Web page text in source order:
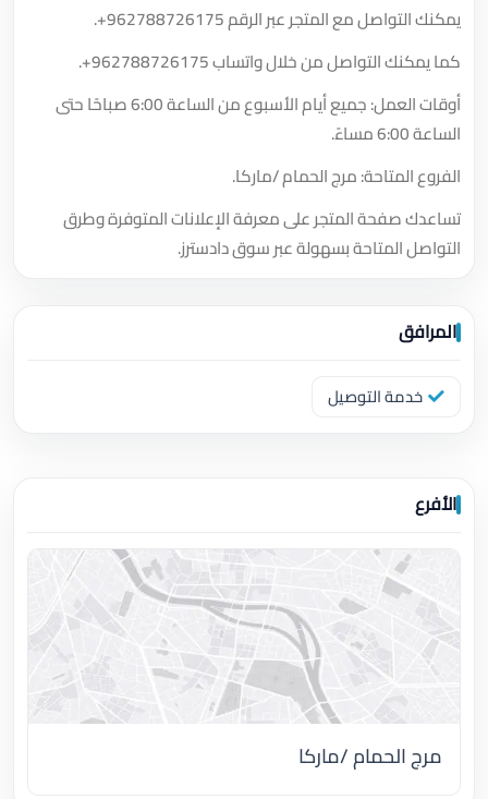
يمكنك التواصل مع المتجر عبر الرقم+962788726175
.
كما يمكنك التواصل من خلال واتساب+962788726175
.
أوقات العمل: جميع أيام الأسبوع من الساعة 6:00 صباحًا حتى
الساعة 6:00 مساءً.
الفروع المتاحة: مرج الحمام /ماركا.
تساعدك صفحة المتجر على معرفة الإعلانات المتوفرة وطرق
التواصل المتاحة بسهولة عبر سوق دادسترز.
المرافق
خدمة التوصيل
الأفرع
مرج الحمام /ماركا